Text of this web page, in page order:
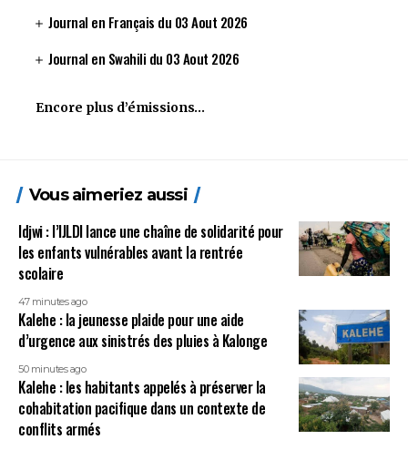
Journal en Français du 03 Aout 2026
Journal en Swahili du 03 Aout 2026
Encore plus d’émissions…
Vous aimeriez aussi
Idjwi : l’IJLDI lance une chaîne de solidarité pour
les enfants vulnérables avant la rentrée
scolaire
47 minutes ago
Kalehe : la jeunesse plaide pour une aide
d’urgence aux sinistrés des pluies à Kalonge
50 minutes ago
Kalehe : les habitants appelés à préserver la
cohabitation pacifique dans un contexte de
conflits armés